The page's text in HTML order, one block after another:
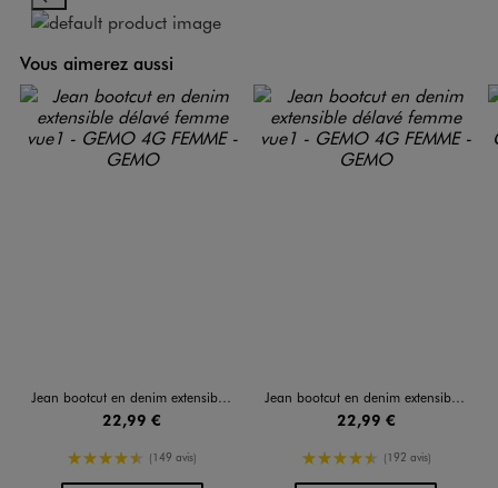
Vous aimerez aussi
Jean bootcut en denim extensible délavé femme
22,99 €
4.5/5 de moyenne
(149 avis)
Jean bootcut en denim extensible délavé femme
22,99 €
4.5/5 de moyenne
(192 avis)